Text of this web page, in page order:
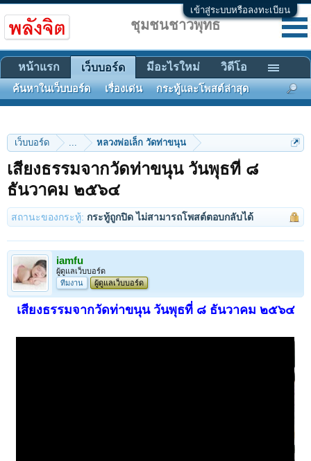
เข้าสู่ระบบหรือลงทะเบียน
เว็บบอร์ด ... หลวงพ่อเล็ก วัดท่าขนุน
เสียงธรรมจากวัดท่าขนุน วันพุธที่ ๘
ธันวาคม ๒๕๖๔
สถานะของกระทู้: กระทู้ถูกปิด ไม่สามารถโพสต์ตอบกลับได้
iamfu
ผู้ดูแลเว็บบอร์ด
ทีมงาน
ผู้ดูแลเว็บบอร์ด
เสียงธรรมจากวัดท่าขนุน วันพุธที่ ๘ ธันวาคม ๒๕๖๔
ชุมชนชาวพุทธ
หน้าแรก เว็บบอร์ด
ค้นหาในเว็บบอร์ด เรื่องเด่น กระทู้และโพสต์ล่าสุด
มีอะไรใหม่ วิดีโอ